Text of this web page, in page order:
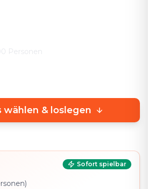
Personen
wählen & loslegen
Sofort spielbar